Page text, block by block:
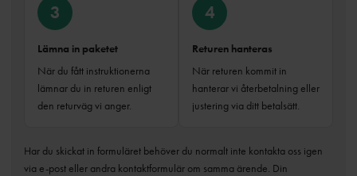
3
Lämna in paketet
När du fått instruktionerna
lämnar du in returen enligt
den returväg vi anger.
4
Returen hanteras
När returen kommit in
hanterar vi återbetalning eller
justering via ditt betalsätt.
Har du skickat in formuläret behöver du normalt inte kontakta oss igen
via e-post eller andra kontaktformulär om samma ärende. Din